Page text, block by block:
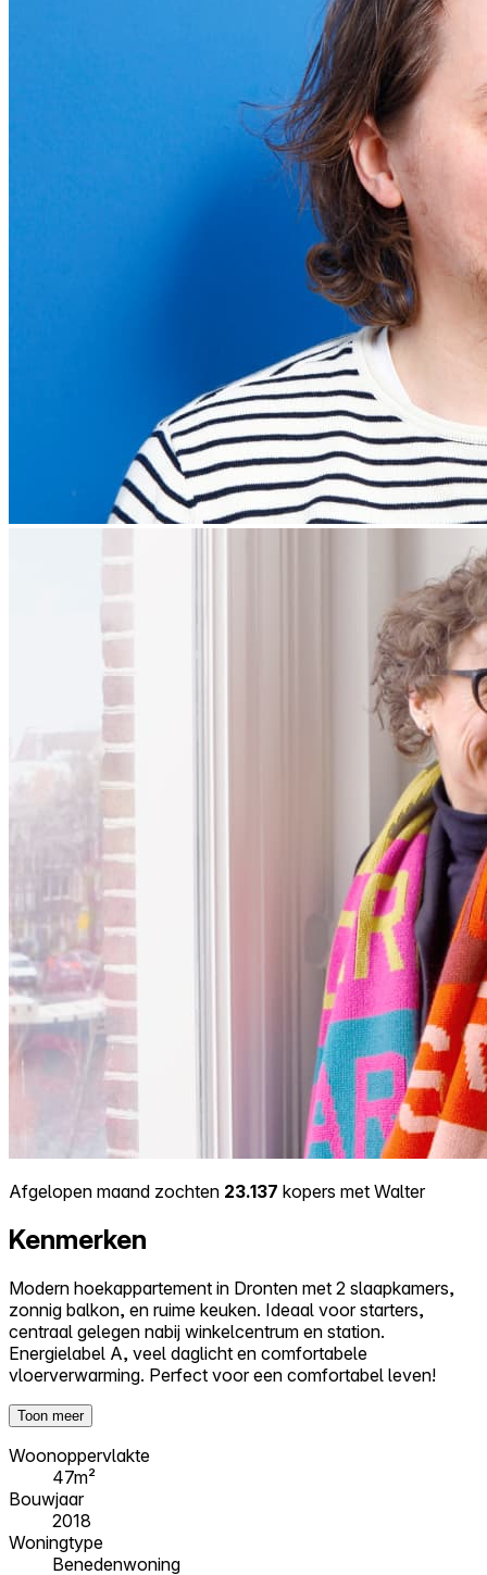
Afgelopen maand zochten 23.137 kopers met Walter
Kenmerken
Modern hoekappartement in Dronten met 2 slaapkamers,
zonnig balkon, en ruime keuken. Ideaal voor starters,
centraal gelegen nabij winkelcentrum en station.
Energielabel A, veel daglicht en comfortabele
vloerverwarming. Perfect voor een comfortabel leven!
Toon meer
Woonoppervlakte
47m²
Bouwjaar
2018
Woningtype
Benedenwoning